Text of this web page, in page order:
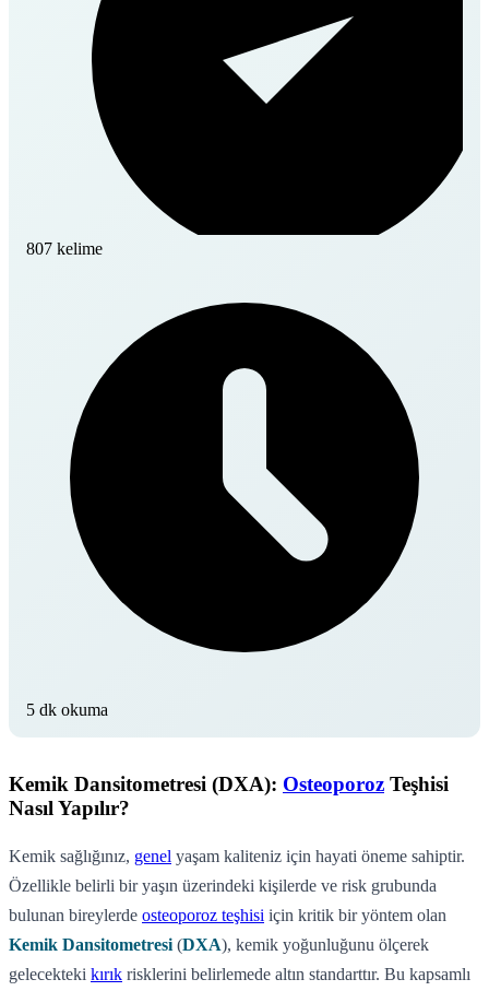
807 kelime
5 dk okuma
Kemik Dansitometresi (DXA): Osteoporoz Teşhisi
Nasıl Yapılır?
Kemik sağlığınız, genel yaşam kaliteniz için hayati öneme sahiptir.
Özellikle belirli bir yaşın üzerindeki kişilerde ve risk grubunda
bulunan bireylerde osteoporoz teşhisi için kritik bir yöntem olan
Kemik Dansitometresi (DXA), kemik yoğunluğunu ölçerek
gelecekteki kırık risklerini belirlemede altın standarttır. Bu kapsamlı